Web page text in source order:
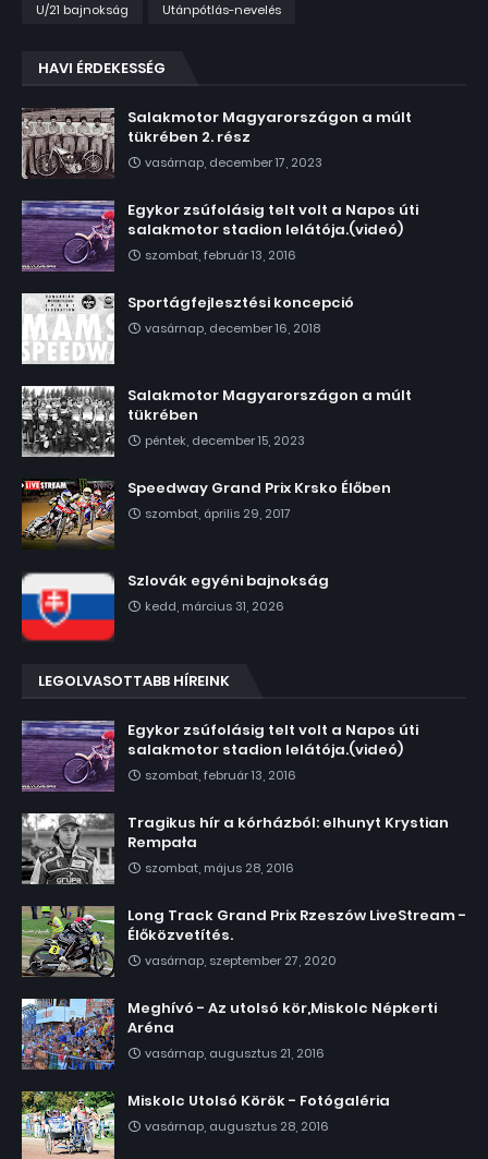
U/21 bajnokság
Utánpótlás-nevelés
HAVI ÉRDEKESSÉG
Salakmotor Magyarországon a múlt
tükrében 2. rész
vasárnap, december 17, 2023
Egykor zsúfolásig telt volt a Napos úti
salakmotor stadion lelátója.(videó)
szombat, február 13, 2016
Sportágfejlesztési koncepció
vasárnap, december 16, 2018
Salakmotor Magyarországon a múlt
tükrében
péntek, december 15, 2023
Speedway Grand Prix Krsko Élőben
szombat, április 29, 2017
Szlovák egyéni bajnokság
kedd, március 31, 2026
LEGOLVASOTTABB HÍREINK
Egykor zsúfolásig telt volt a Napos úti
salakmotor stadion lelátója.(videó)
szombat, február 13, 2016
Tragikus hír a kórházból: elhunyt Krystian
Rempała
szombat, május 28, 2016
Long Track Grand Prix Rzeszów LiveStream -
Élőközvetítés.
vasárnap, szeptember 27, 2020
Meghívó - Az utolsó kör,Miskolc Népkerti
Aréna
vasárnap, augusztus 21, 2016
Miskolc Utolsó Körök - Fotógaléria
vasárnap, augusztus 28, 2016